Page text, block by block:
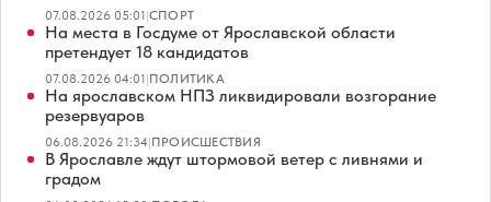
07.08.2026 05:01|СПОРТ
На места в Госдуме от Ярославской области
претендует 18 кандидатов
07.08.2026 04:01|ПОЛИТИКА
На ярославском НПЗ ликвидировали возгорание
резервуаров
06.08.2026 21:34|ПРОИСШЕСТВИЯ
В Ярославле ждут штормовой ветер с ливнями и
градом